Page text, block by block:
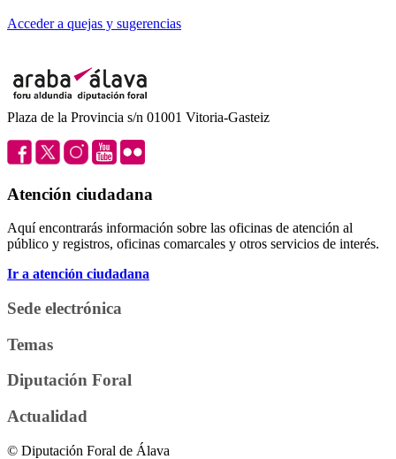
Acceder a quejas y sugerencias
Plaza de la Provincia s/n 01001 Vitoria-Gasteiz
Atención ciudadana
Aquí encontrarás información sobre las oficinas de atención al
público y registros, oficinas comarcales y otros servicios de interés.
Ir a atención ciudadana
Sede electrónica
Temas
Diputación Foral
Actualidad
© Diputación Foral de Álava